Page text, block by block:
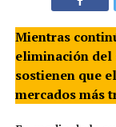
Mientras
eliminación del
sostienen que
mercados más